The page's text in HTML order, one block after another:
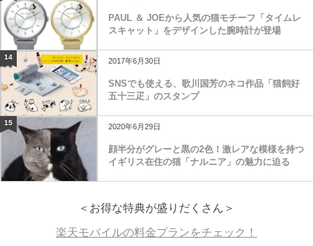
PAUL ＆ JOEから人気の猫モチーフ「タイムレ
スキャット」をデザインした腕時計が登場
14 2017年6月30日
SNSでも使える、歌川国芳のネコ作品「猫飼好
五十三疋」のスタンプ
15 2020年6月29日
顔半分がグレーと黒の2色！激レアな模様を持つ
イギリス在住の猫「ナルニア」の魅力に迫る
＜お得な特典が盛りだくさん＞
楽天モバイルの料金プランをチェック！